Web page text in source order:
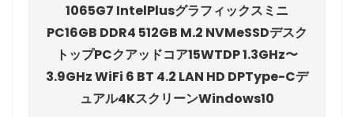
1065G7 IntelPlusグラフィックスミニ
PC16GB DDR4 512GB M.2 NVMeSSDデスク
トップPCクアッドコア15WTDP 1.3GHz〜
3.9GHz WiFi 6 BT 4.2 LAN HD DPType-Cデ
ュアル4KスクリーンWindows10